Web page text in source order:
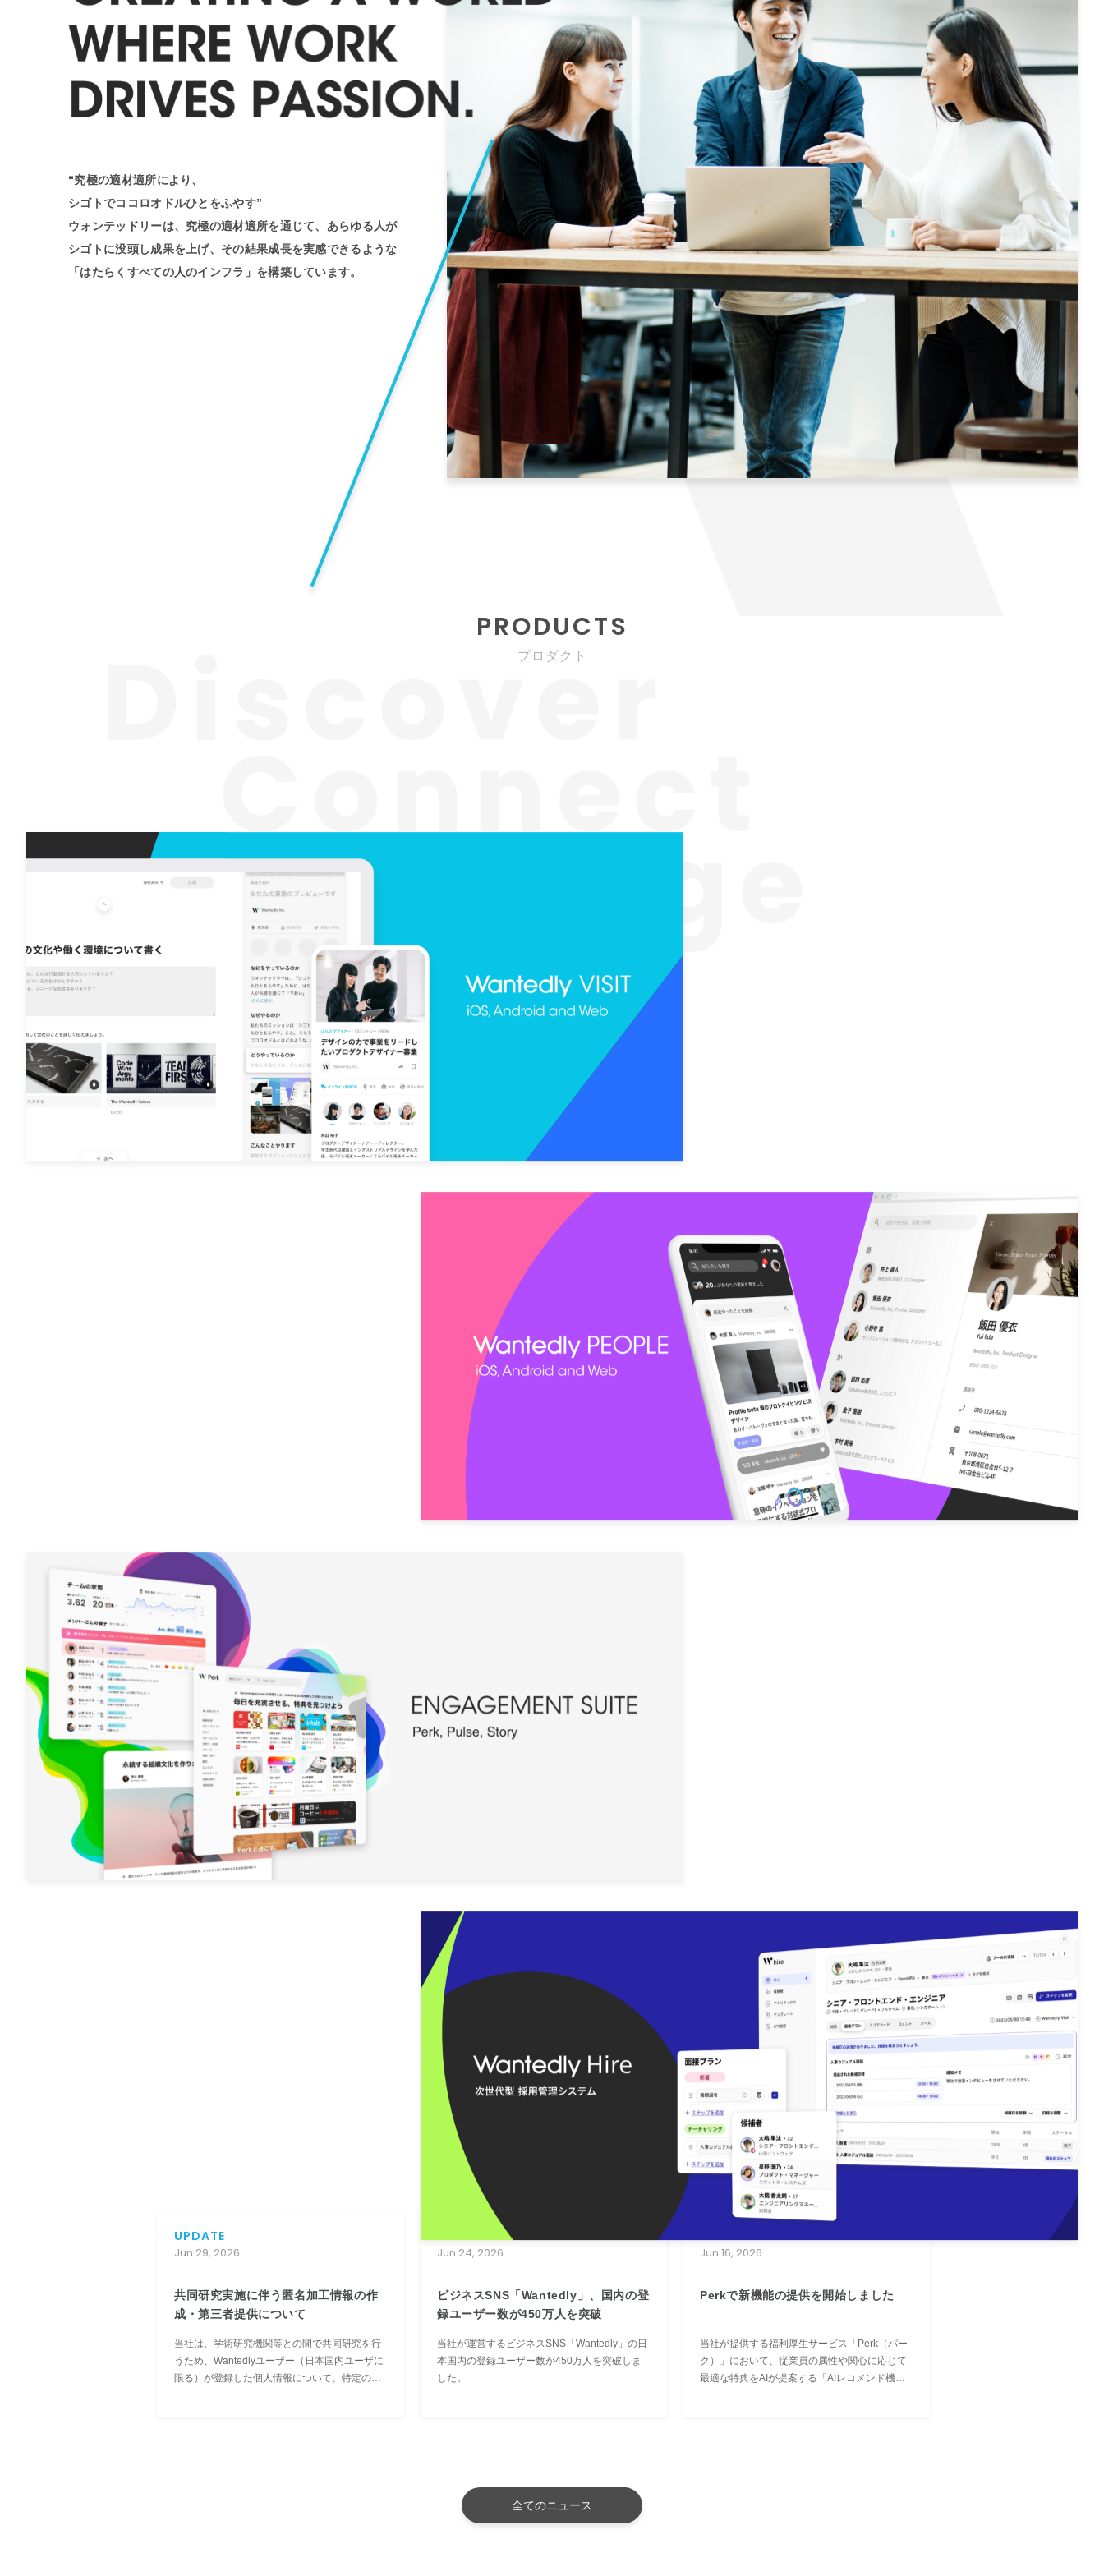
“究極の適材適所により、
シゴトでココロオドルひとをふやす”
ウォンテッドリーは、究極の適材適所を通じて、あらゆる人が
シゴトに没頭し成果を上げ、その結果成長を実感できるような
「はたらくすべての人のインフラ」を構築しています。
PRODUCTS
プロダクト
UPDATE
Jun 29, 2026
共同研究実施に伴う匿名加工情報の作
成・第三者提供について
当社は、学術研究機関等との間で共同研究を行
うため、Wantedlyユーザー（日本国内ユーザに
限る）が登録した個人情報について、特定の個
PRESS RELEASE
Jun 24, 2026
ビジネスSNS「Wantedly」、国内の登
録ユーザー数が450万人を突破
当社が運営するビジネスSNS「Wantedly」の日
本国内の登録ユーザー数が450万人を突破しま
した。
PRESS RELEASE
Jun 16, 2026
Perkで新機能の提供を開始しました
当社が提供する福利厚生サービス「Perk（パー
ク）」において、従業員の属性や関心に応じて
最適な特典をAIが提案する「AIレコメンド機
全てのニュース